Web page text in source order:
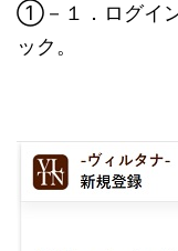
①－１．ログイ
ック。